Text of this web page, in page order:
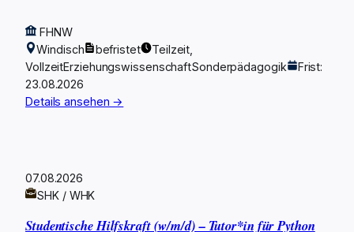
FHNW
Windisch
befristet
Teilzeit,
VollzeitErziehungswissenschaftSonderpädagogik
Frist:
23.08.2026
Details ansehen →
07.08.2026
SHK / WHK
Studentische Hilfskraft (w/m/d) – Tutor*in für Python